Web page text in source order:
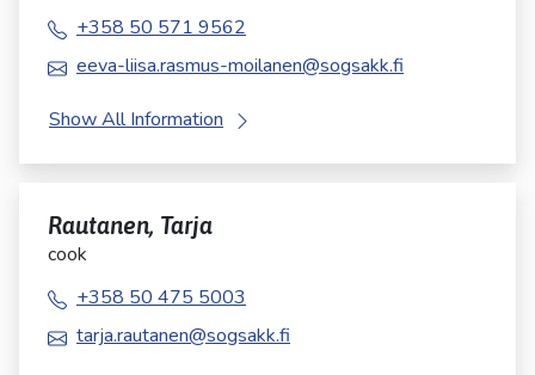
+358 50 571 9562
eeva-liisa.rasmus-moilanen@sogsakk.fi
Show All Information
Rautanen, Tarja
cook
+358 50 475 5003
tarja.rautanen@sogsakk.fi